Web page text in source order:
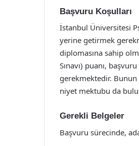
Başvuru Koşulları
İstanbul Üniversitesi
yerine getirmek
diplomasına sahip
Sınavı) puanı,
gerekmektedir. Bunun
niyet mektubu da
Gerekli Belgeler
Başvuru sürecinde,